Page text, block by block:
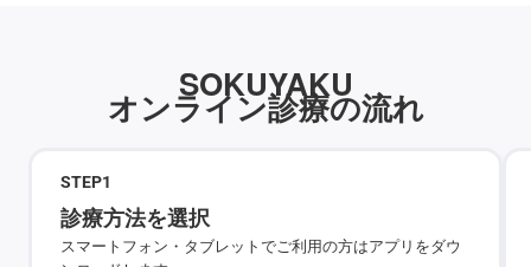
SOKUYAKU
オンライン診療の流れ
STEP1
診療方法を選択
スマートフォン・タブレットでご利用の方はアプリをダウ